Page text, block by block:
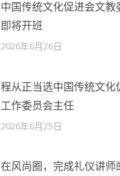
中国传统文化促进会文教
即将开班
2026年6月26日
程从正当选中国传统文化
工作委员会主任
2026年6月25日
在风尚圈，完成礼仪讲师